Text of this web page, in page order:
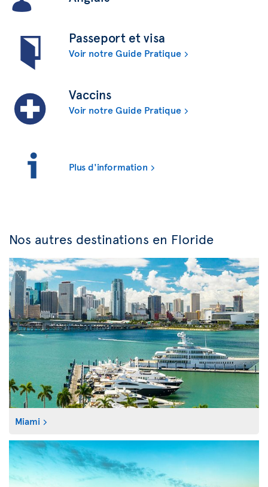
Passeport et visa
Voir notre Guide Pratique
Vaccins
Voir notre Guide Pratique
Plus d'information
Nos autres destinations en Floride
Miami